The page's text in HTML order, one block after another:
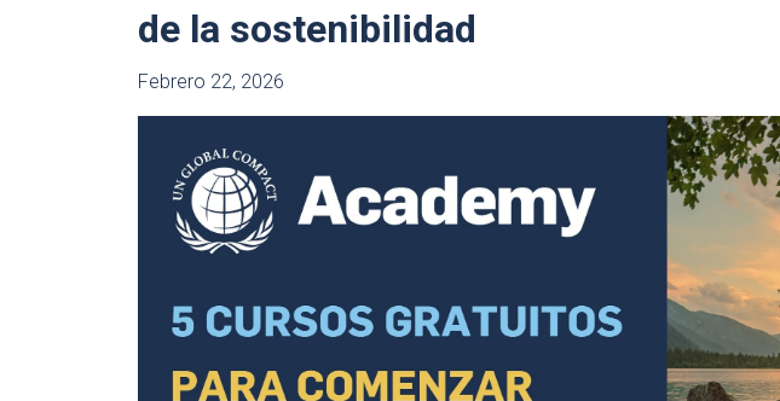
de la sostenibilidad
Febrero 22, 2026